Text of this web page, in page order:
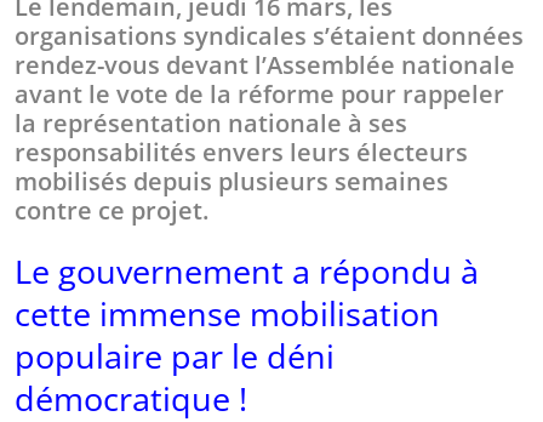
Le lendemain, jeudi 16 mars, les
organisations syndicales s’étaient données
rendez-vous devant l’Assemblée nationale
avant le vote de la réforme pour rappeler
la représentation nationale à ses
responsabilités envers leurs électeurs
mobilisés depuis plusieurs semaines
contre ce projet.
Le gouvernement a répondu à
cette immense mobilisation
populaire par le déni
démocratique !